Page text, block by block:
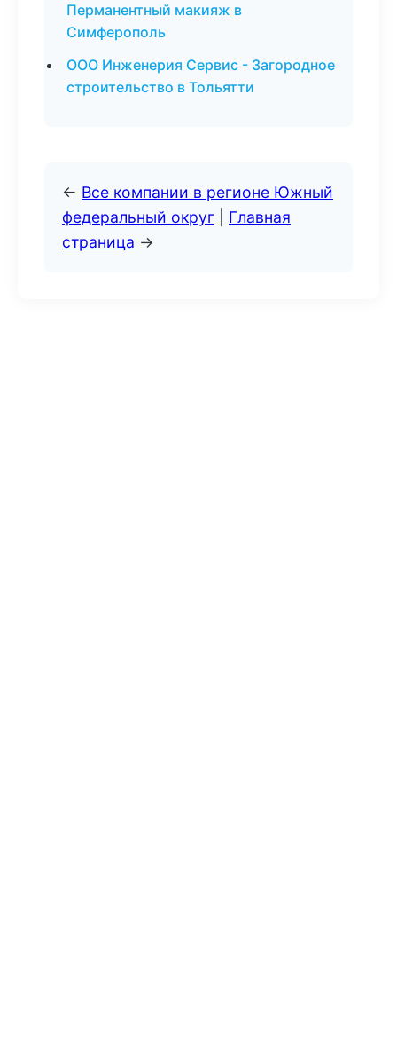
Перманентный макияж в
Симферополь
ООО Инженерия Сервис - Загородное
строительство в Тольятти
← Все компании в регионе Южный
федеральный округ
Главная
страница →